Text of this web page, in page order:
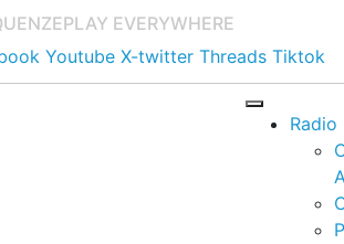
PLAY EVERYWHERE
Youtube X-twitter Threads Tiktok
Radio